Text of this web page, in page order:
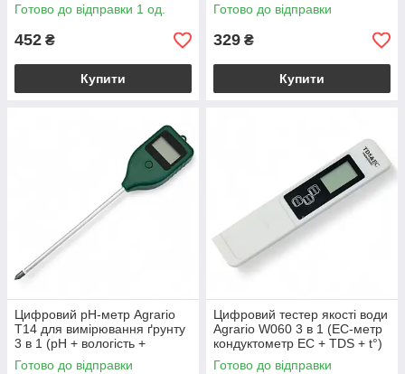
Готово до відправки 1 од.
452 ₴
Купити
Готово до відправки
329 ₴
Купити
Цифровий рН-метр Agrario
Т14 для вимірювання ґрунту
3 в 1 (рН + вологість +
врожайність)
Готово до відправки
Цифровий тестер якості води
Agrario W060 3 в 1 (ЕС-метр
кондуктометр ЕС + TDS + t°)
Готово до відправки